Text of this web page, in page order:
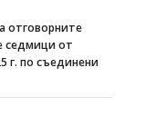
отговорните
седмици от
г. по съединени